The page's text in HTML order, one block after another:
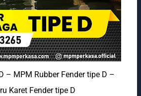
– MPM Rubber Fender tipe D –
Karet Fender tipe D